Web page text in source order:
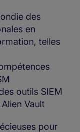
des
en
telles
outils SIEM
Vault
pour